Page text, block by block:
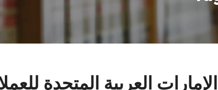
الإمارات العربية المتحدة